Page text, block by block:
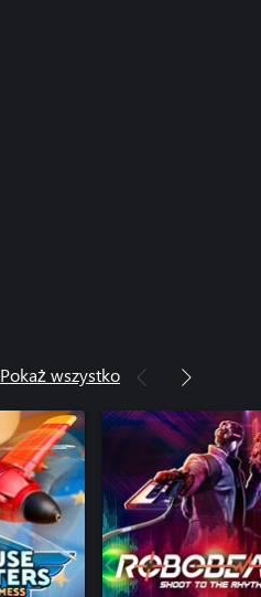
Pokaż wszystko